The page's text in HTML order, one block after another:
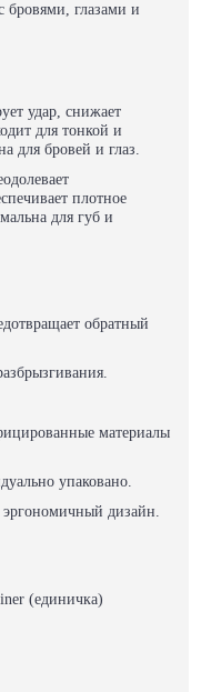
бровями, глазами и
удар, снижает
для тонкой и
для бровей и глаз.
плотное
для губ и
обратный
материалы
упаковано.
дизайн.
(единичка)